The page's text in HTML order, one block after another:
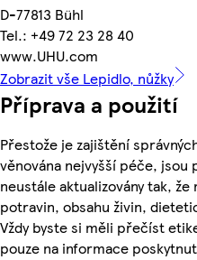
D-77813 Bühl
Tel.: +49 72 23 28 40
www.UHU.com
Zobrazit vše Lepidlo, nůžky
Příprava a použití
Přestože je zajištění
věnována nejvyšší péče,
neustále aktualizovány tak,
potravin, obsahu živin,
Vždy byste si měli přečíst
pouze na informace